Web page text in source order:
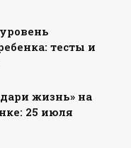
тесты и
жизнь» на
25 июля